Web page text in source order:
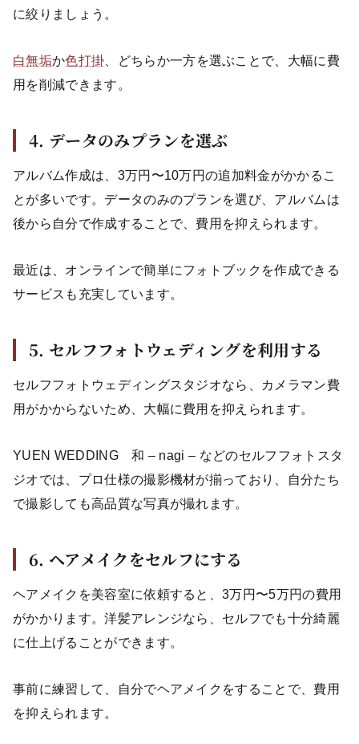
に絞りましょう。
白無垢か色打掛 、どちらか一方を選ぶことで、大幅に費
用を削減できます。
4. データのみプランを選ぶ
アルバム作成は、3万円〜10万円の追加料金がかかるこ
とが多いです。データのみのプランを選び、アルバムは
後から自分で作成することで、費用を抑えられます。
最近は、オンラインで簡単にフォトブックを作成できる
サービスも充実しています。
5. セルフフォトウェディングを利用する
セルフフォトウェディングスタジオなら、カメラマン費
用がかからないため、大幅に費用を抑えられます。
YUEN WEDDING 和 – nagi – などのセルフフォトスタ
ジオでは、プロ仕様の撮影機材が揃っており、自分たち
で撮影しても高品質な写真が撮れます。
6. ヘアメイクをセルフにする
ヘアメイクを美容室に依頼すると、3万円〜5万円の費用
がかかります。洋髪アレンジなら、セルフでも十分綺麗
に仕上げることができます。
事前に練習して、自分でヘアメイクをすることで、費用
を抑えられます。